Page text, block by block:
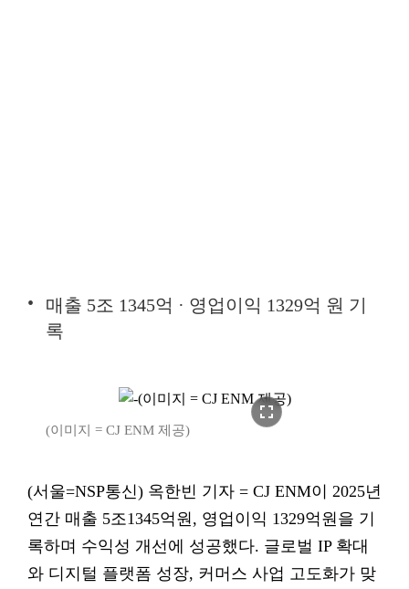
매출 5조 1345억 · 영업이익 1329억 원 기
록
fullscreen
(이미지 = CJ ENM 제공)
(서울=NSP통신) 옥한빈 기자 = CJ ENM이 2025년
연간 매출 5조1345억원, 영업이익 1329억원을 기
록하며 수익성 개선에 성공했다. 글로벌 IP 확대
와 디지털 플랫폼 성장, 커머스 사업 고도화가 맞